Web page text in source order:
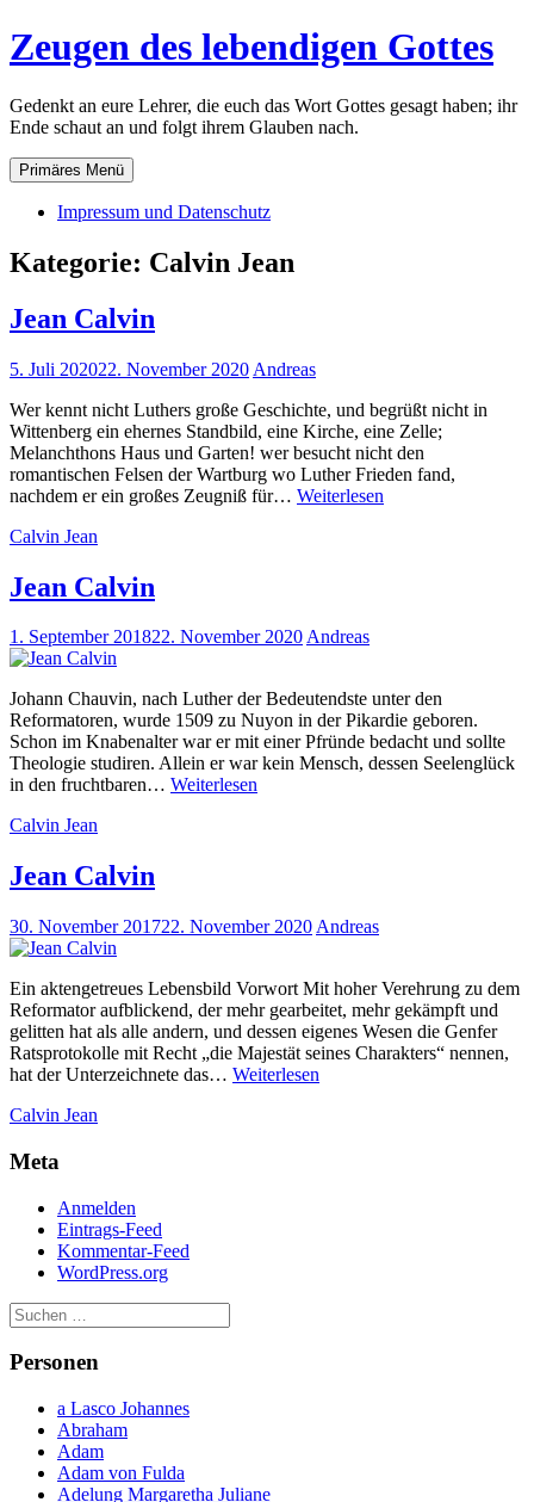
Zum
Inhalt
Zeugen des lebendigen Gottes
Gedenkt an eure Lehrer, die euch das Wort Gottes gesagt haben; ihr
Ende schaut an und folgt ihrem Glauben nach.
Primäres Menü
Impressum und Datenschutz
Kategorie: Calvin Jean
Jean Calvin
5. Juli 202022. November 2020 Andreas
Wer kennt nicht Luthers große Geschichte, und begrüßt nicht in
Wittenberg ein ehernes Standbild, eine Kirche, eine Zelle;
Melanchthons Haus und Garten! wer besucht nicht den
romantischen Felsen der Wartburg wo Luther Frieden fand,
nachdem er ein großes Zeugniß für… Weiterlesen
Calvin Jean
Jean Calvin
1. September 201822. November 2020Andreas
Johann Chauvin, nach Luther der Bedeutendste unter den
Reformatoren, wurde 1509 zu Nuyon in der Pikardie geboren.
Schon im Knabenalter war er mit einer Pfründe bedacht und sollte
Theologie studiren. Allein er war kein Mensch, dessen Seelenglück
in den fruchtbaren… Weiterlesen
Calvin Jean
Jean Calvin
30. November 201722. November 2020 Andreas
Ein aktengetreues Lebensbild Vorwort Mit hoher Verehrung zu dem
Reformator aufblickend, der mehr gearbeitet, mehr gekämpft und
gelitten hat als alle andern, und dessen eigenes Wesen die Genfer
Ratsprotokolle mit Recht „die Majestät seines Charakters“ nennen,
hat der Unterzeichnete das… Weiterlesen
Calvin Jean
Meta
Anmelden
Eintrags-Feed
Kommentar-Feed
WordPress.org
Personen
a Lasco Johannes
Abraham
Adam
Adam von Fulda
Adelung Margaretha Juliane